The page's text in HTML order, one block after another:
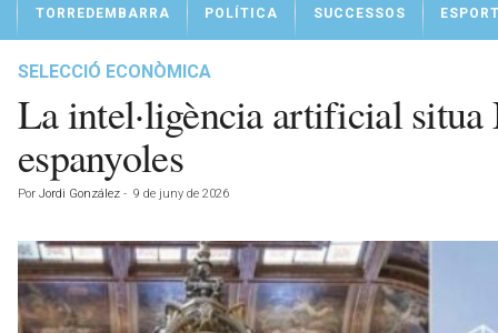
t
TORREDEMBARRA POLÍTICA SUCCESSOS
SELECCIÓ ECONÒMICA
La intel·ligència artificial situa
espanyoles
Por Jordi González - 9 de juny de 2026